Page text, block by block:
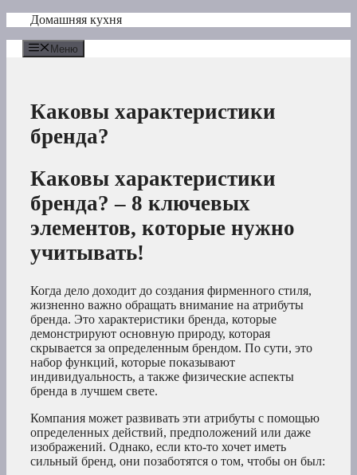
Перейти
содержимому
Домашняя кухня
Меню
Каковы характеристики
бренда?
Каковы характеристики
бренда? – 8 ключевых
элементов, которые нужно
учитывать!
Когда дело доходит до создания фирменного стиля,
жизненно важно обращать внимание на атрибуты
бренда. Это характеристики бренда, которые
демонстрируют основную природу, которая
скрывается за определенным брендом. По сути, это
набор функций, которые показывают
индивидуальность, а также физические аспекты
бренда в лучшем свете.
Компания может развивать эти атрибуты с помощью
определенных действий, предположений или даже
изображений. Однако, если кто-то хочет иметь
сильный бренд, они позаботятся о том, чтобы он был: